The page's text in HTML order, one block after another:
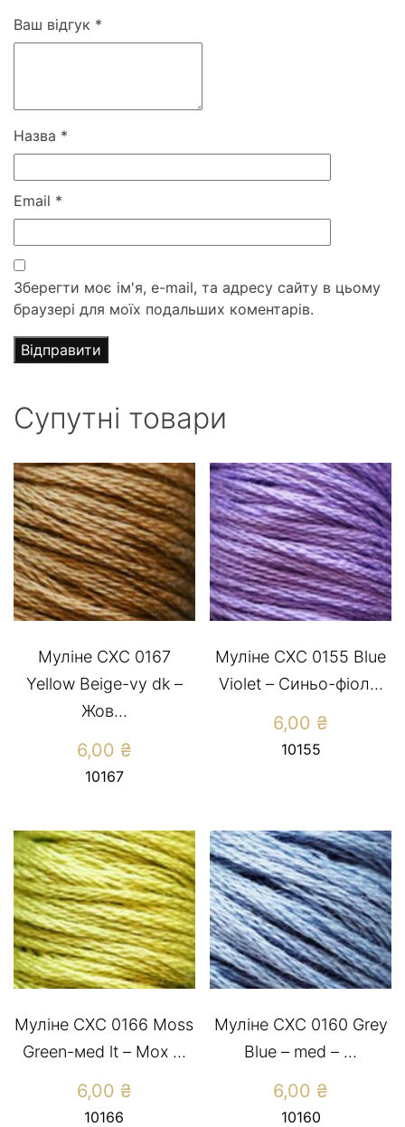
Ваш відгук *
Назва *
Email *
Зберегти моє ім'я, e-mail, та адресу сайту в цьому
браузері для моїх подальших коментарів.
Супутні товари
Муліне СХС 0167
Yellow Beige-vy dk –
Жов...
6,00 ₴
10167
Муліне СХС 0155 Blue
Violet – Синьо-фіол...
6,00 ₴
10155
Муліне СХС 0166 Moss
Green-меd lt – Мох ...
6,00 ₴
10166
Муліне СХС 0160 Grey
Blue – med – ...
6,00 ₴
10160